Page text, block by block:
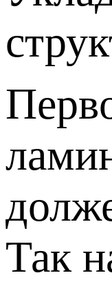
Так